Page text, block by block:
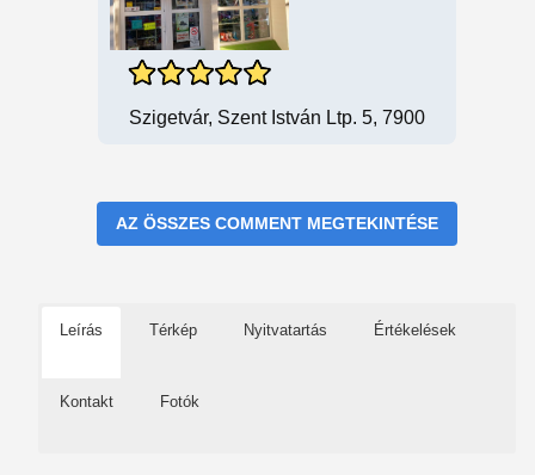
Szigetvár, Szent István Ltp. 5, 7900
AZ ÖSSZES COMMENT MEGTEKINTÉSE
Leírás Térkép Nyitvatartás Értékelések
Kontakt Fotók